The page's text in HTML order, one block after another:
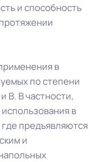
и способность
в
по степени
В. В частности,
в
предъявляются
и